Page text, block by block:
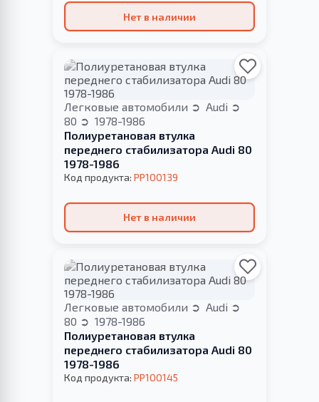
Нет в наличии
Легковые автомобили
Audi
80
1978-1986
Полиуретановая втулка
переднего стабилизатора Audi 80
1978-1986
Код продукта: PP100139
Нет в наличии
Легковые автомобили
Audi
80
1978-1986
Полиуретановая втулка
переднего стабилизатора Audi 80
1978-1986
Код продукта: PP100145